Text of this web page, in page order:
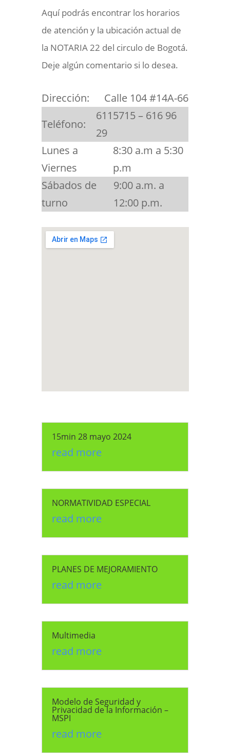
Aquí podrás encontrar los horarios
de atención y la ubicación actual de
la NOTARIA 22 del circulo de Bogotá.
Deje algún comentario si lo desea.
Dirección:
Calle 104 #14A-66
Teléfono:
6115715 – 616 96
29
Lunes a
Viernes
8:30 a.m a 5:30
p.m
Sábados de
turno
9:00 a.m. a
12:00 p.m.
15min 28 mayo 2024
read more
NORMATIVIDAD ESPECIAL
read more
PLANES DE MEJORAMIENTO
read more
Multimedia
read more
Modelo de Seguridad y
Privacidad de la Información –
MSPI
read more